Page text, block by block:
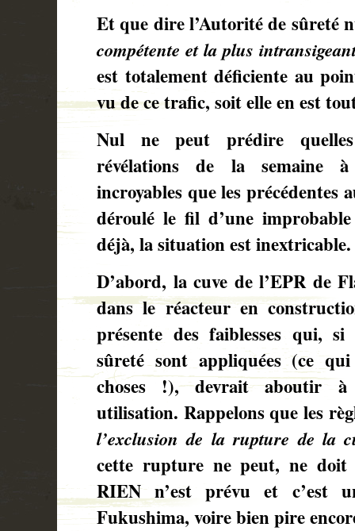
Et que dire l’Autorité de sûreté
compétente et la plus
est totalement déficiente au
vu de ce trafic, soit elle en est
Nul ne peut prédire
révélations de la semaine
incroyables que les précédentes
déroulé le fil d’une
déjà, la situation est
D’abord, la cuve de l’EPR de
dans le réacteur en
présente des faiblesses qui,
sûreté sont appliquées (ce
choses !), devrait aboutir
utilisation. Rappelons que les
l’exclusion de la rupture de la
cette rupture ne peut, ne doit
RIEN n’est prévu et c’est
Fukushima, voire bien pire